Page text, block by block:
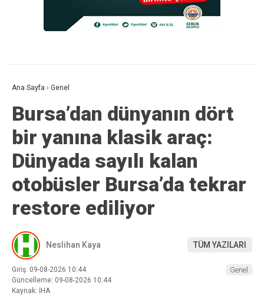
Ana Sayfa › Genel
Bursa’dan dünyanın dört
bir yanına klasik araç:
Dünyada sayılı kalan
otobüsler Bursa’da tekrar
restore ediliyor
Neslihan Kaya TÜM YAZILARI
Giriş: 09-08-2026 10:44
Güncelleme: 09-08-2026 10:44
Kaynak: İHA
Genel